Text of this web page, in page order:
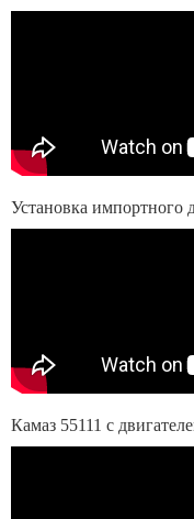
Установка импортного
Камаз 55111 с